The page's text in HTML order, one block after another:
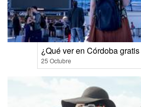
¿Qué ver en Córdoba
25 Octubre